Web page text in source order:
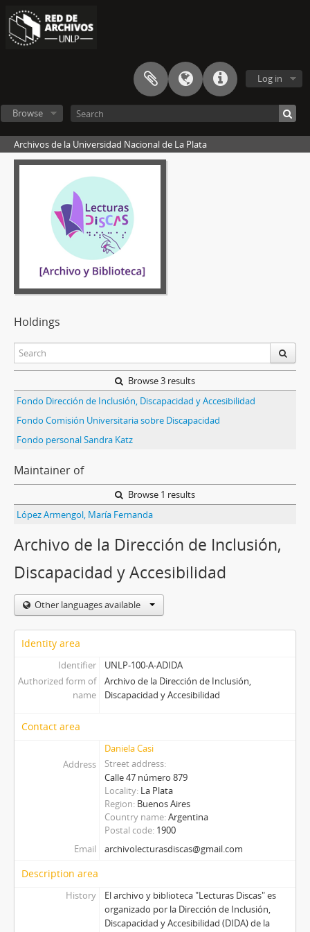
Log in
Browse
Archivos de la Universidad Nacional de La Plata
Holdings
Browse 3 results
Fondo Dirección de Inclusión, Discapacidad y Accesibilidad
Fondo Comisión Universitaria sobre Discapacidad
Fondo personal Sandra Katz
Maintainer of
Browse 1 results
López Armengol, María Fernanda
Archivo de la Dirección de Inclusión,
Discapacidad y Accesibilidad
Other languages available
Identity area
Identifier
UNLP-100-A-ADIDA
Authorized form of
name
Archivo de la Dirección de Inclusión,
Discapacidad y Accesibilidad
Contact area
Daniela Casi
Address
Street address
Calle 47 número 879
Locality La Plata
Region Buenos Aires
Country name Argentina
Postal code 1900
Email
archivolecturasdiscas@gmail.com
Description area
History
El archivo y biblioteca "Lecturas Discas" es
organizado por la Dirección de Inclusión,
Discapacidad y Accesibilidad (DIDA) de la